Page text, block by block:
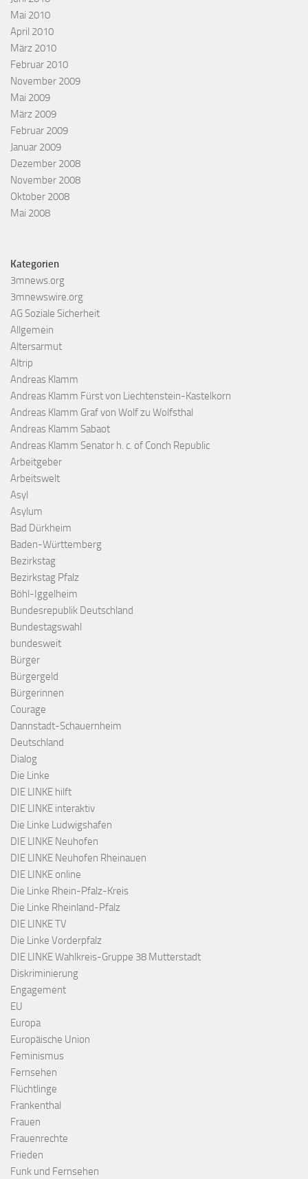
Mai 2010
April 2010
März 2010
Februar 2010
November 2009
Mai 2009
März 2009
Februar 2009
Januar 2009
Dezember 2008
November 2008
Oktober 2008
Mai 2008
Kategorien
3mnews.org
3mnewswire.org
AG Soziale Sicherheit
Allgemein
Altersarmut
Altrip
Andreas Klamm
Andreas Klamm Fürst von Liechtenstein-Kastelkorn
Andreas Klamm Graf von Wolf zu Wolfsthal
Andreas Klamm Sabaot
Andreas Klamm Senator h. c. of Conch Republic
Arbeitgeber
Arbeitswelt
Asyl
Asylum
Bad Dürkheim
Baden-Württemberg
Bezirkstag
Bezirkstag Pfalz
Böhl-Iggelheim
Bundesrepublik Deutschland
Bundestagswahl
bundesweit
Bürger
Bürgergeld
Bürgerinnen
Courage
Dannstadt-Schauernheim
Deutschland
Dialog
Die Linke
DIE LINKE hilft
DIE LINKE interaktiv
Die Linke Ludwigshafen
DIE LINKE Neuhofen
DIE LINKE Neuhofen Rheinauen
DIE LINKE online
Die Linke Rhein-Pfalz-Kreis
Die Linke Rheinland-Pfalz
DIE LINKE TV
Die Linke Vorderpfalz
DIE LINKE Wahlkreis-Gruppe 38 Mutterstadt
Diskriminierung
Engagement
EU
Europa
Europäische Union
Feminismus
Fernsehen
Flüchtlinge
Frankenthal
Frauen
Frauenrechte
Frieden
Funk und Fernsehen